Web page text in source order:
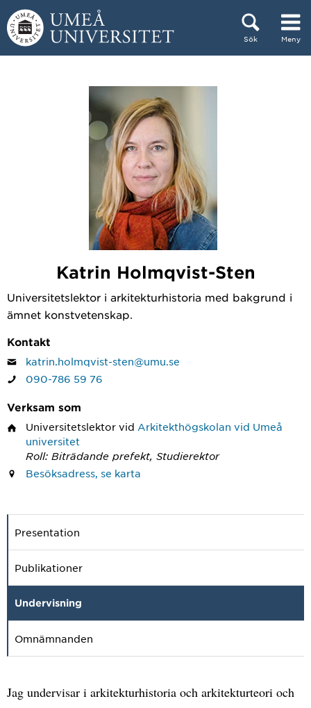
Hoppa direkt till innehållet
Sök Meny
Katrin Holmqvist-Sten
Universitetslektor i arkitekturhistoria med bakgrund i
ämnet konstvetenskap.
Kontakt
katrin.holmqvist-sten@umu.se
090-786 59 76
Verksam som
Universitetslektor vid Arkitekthögskolan vid Umeå
universitet
Roll: Biträdande prefekt, Studierektor
Besöksadress, se karta
Presentation
Publikationer
Undervisning
Omnämnanden
Jag undervisar i arkitekturhistoria och arkitekturteori och